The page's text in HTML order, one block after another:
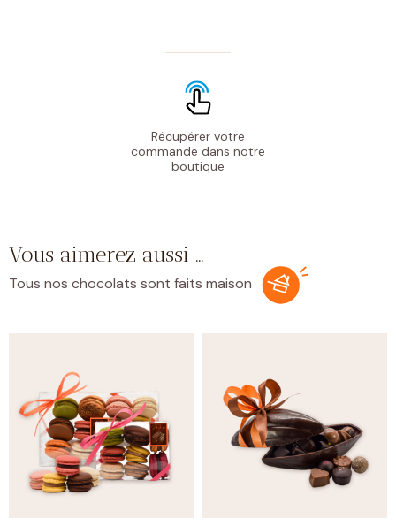
Récupérer votre
commande dans notre
boutique
Vous aimerez aussi …
Tous nos chocolats sont faits maison